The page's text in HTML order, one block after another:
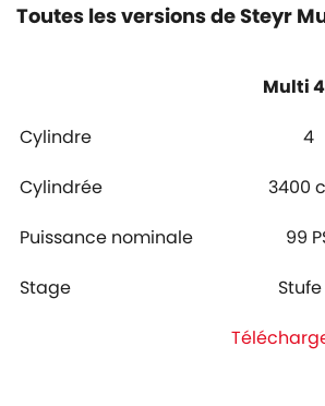
Toutes les versions de Steyr
Multi
Cylindre
4
Cylindrée
3400
Puissance nominale
99
Stage